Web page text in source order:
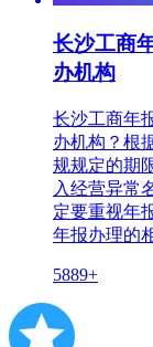
长沙工商
办机构
长沙工商年
办机构？根
规规定的期
入经营异常
定要重视年
年报办理的
5889+